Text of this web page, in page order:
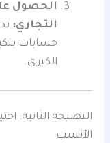
الحصول
التجاري:
حسابات
الكبرى.
النصيحة الثانية:
الأنسب